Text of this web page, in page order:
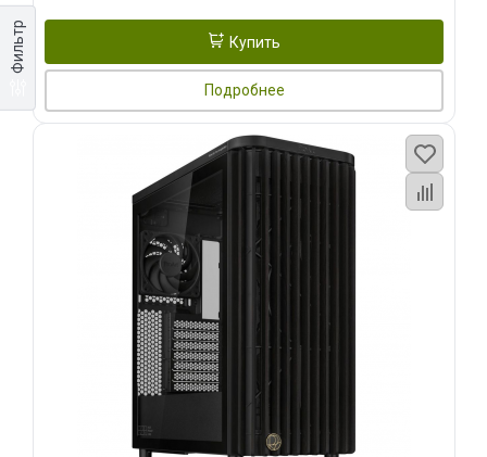
Фильтр Купить
Подробнее